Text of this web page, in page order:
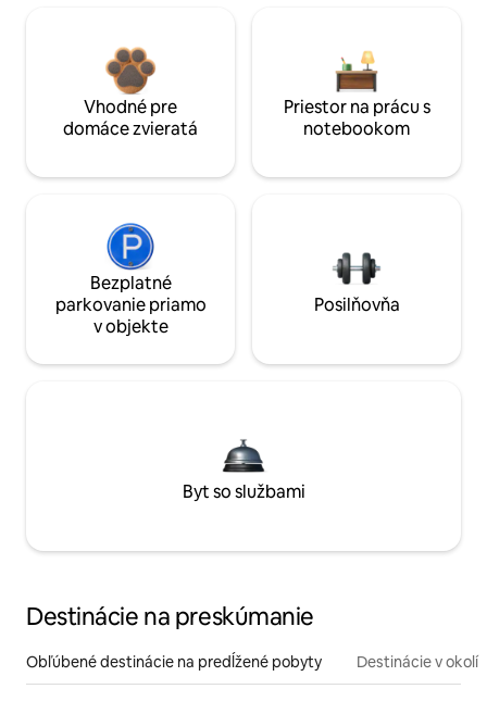
Vhodné pre
domáce zvieratá
Priestor na prácu s
notebookom
Bezplatné
parkovanie priamo
v objekte
Posilňovňa
Byt so službami
Destinácie na preskúmanie
Obľúbené destinácie na predĺžené pobyty Destinácie v okolí